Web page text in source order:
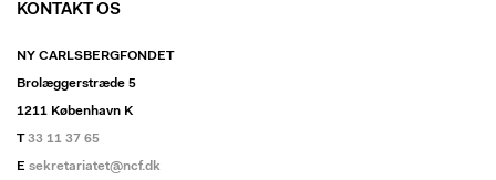
KONTAKT OS
NY CARLSBERGFONDET
Brolæggerstræde 5
1211 København K
T33 11 37 65
E sekretariatet@ncf.dk